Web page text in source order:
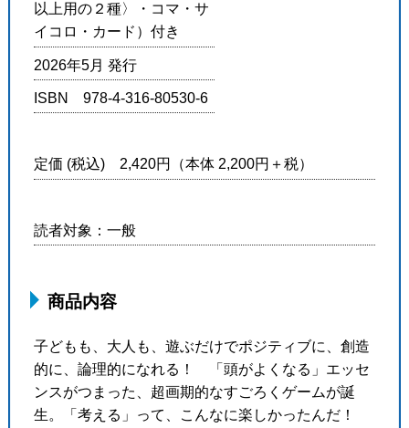
以上用の２種〉・コマ・サ
イコロ・カード）付き
2026年5月 発行
ISBN 978-4-316-80530-6
定価 (税込) 2,420円（本体 2,200円＋税）
読者対象：一般
商品内容
子どもも、大人も、遊ぶだけでポジティブに、創造
的に、論理的になれる！ 「頭がよくなる」エッセ
ンスがつまった、超画期的なすごろくゲームが誕
生。「考える」って、こんなに楽しかったんだ！